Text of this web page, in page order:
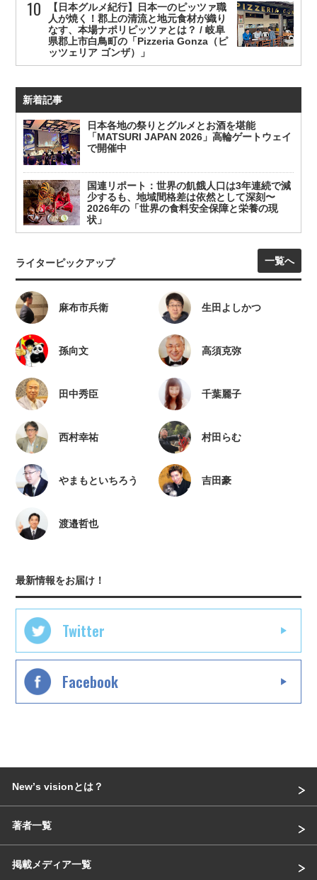
【日本グルメ紀行】日本一のピッツァ職
人が焼く！郡上の清流と地元食材が織り
なす、本場ナポリピッツァとは？ / 岐阜
県郡上市白鳥町の「Pizzeria Gonza（ピ
ッツェリア ゴンザ）」
新着記事
日本各地の祭りとグルメとお酒を堪能
「MATSURI JAPAN 2026」高輪ゲートウェイ
で開催中
国連リポート：世界の飢餓人口は3年連続で減
少するも、地域間格差は依然として深刻〜
2026年の「世界の食料安全保障と栄養の現
状」
ライターピックアップ 一覧へ
麻布市兵衛 生田よしかつ
孫向文 高須克弥
田中秀臣 千葉麗子
西村幸祐 村田らむ
やまもといちろう 吉田豪
渡邉哲也
最新情報をお届け！
Twitter
Facebook
Newʼs visionとは？
著者一覧
掲載メディア一覧